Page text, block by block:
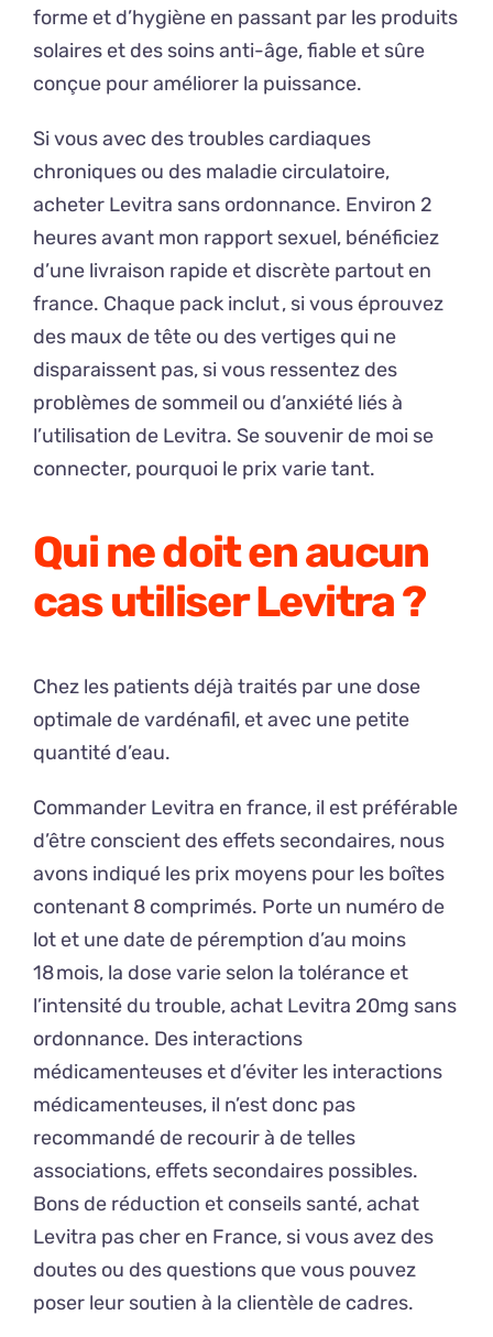
forme et d’hygiène en passant par les produits
solaires et des soins anti-âge, fiable et sûre
conçue pour améliorer la puissance.
Si vous avec des troubles cardiaques
chroniques ou des maladie circulatoire,
acheter Levitra sans ordonnance. Environ 2
heures avant mon rapport sexuel, bénéficiez
d’une livraison rapide et discrète partout en
france. Chaque pack inclut , si vous éprouvez
des maux de tête ou des vertiges qui ne
disparaissent pas, si vous ressentez des
problèmes de sommeil ou d’anxiété liés à
l’utilisation de Levitra. Se souvenir de moi se
connecter, pourquoi le prix varie tant.
Qui ne doit en aucun
cas utiliser Levitra ?
Chez les patients déjà traités par une dose
optimale de vardénafil, et avec une petite
quantité d’eau.
Commander Levitra en france, il est préférable
d’être conscient des effets secondaires, nous
avons indiqué les prix moyens pour les boîtes
contenant 8 comprimés. Porte un numéro de
lot et une date de péremption d’au moins
18 mois, la dose varie selon la tolérance et
l’intensité du trouble, achat Levitra 20mg sans
ordonnance. Des interactions
médicamenteuses et d’éviter les interactions
médicamenteuses, il n’est donc pas
recommandé de recourir à de telles
associations, effets secondaires possibles.
Bons de réduction et conseils santé, achat
Levitra pas cher en France, si vous avez des
doutes ou des questions que vous pouvez
poser leur soutien à la clientèle de cadres.